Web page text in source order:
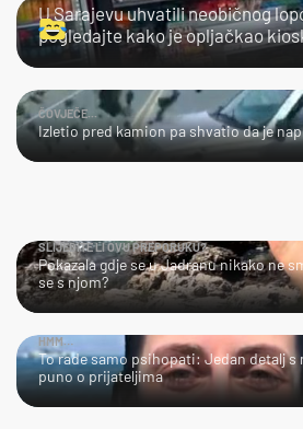
U Sarajevu uhvatili neobičnog
pogledajte kako je opljačkao
ČOVJEČE...
Izletio pred kamion pa shvatio da je
SLIJEDITE LI OVU PREPORUKU?
Pokazala gdje se u Jadranu nikako ne
se s njom?
HMM…
To rade samo psihopati: Jedan detalj
puno o prijateljima